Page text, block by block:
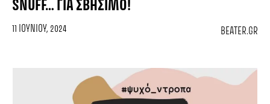
SNUFF… ΓΙΑ ΣΒΉΣΙΜΟ!
11 ΙΟΥΝΊΟΥ, 2024 BEATER.GR